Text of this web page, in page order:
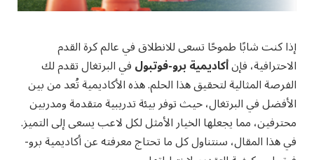
إذا كنت شابًا طموحًا تسعى للانطلاق في عالم كرة القدم
الاحترافية، فإنأكاديمية برو-فوتبولفي البرتغال تقدم لك
الفرصة المثالية لتحقيق هذا الحلم. هذه الأكاديمية تُعد من بين
الأفضل في البرتغال، حيث توفر بيئة تدريبية متقدمة ومدربين
محترفين، مما يجعلها الخيار الأمثل لكل لاعب يسعى إلى التميز.
في هذا المقال، سنتناول كل ما تحتاج معرفته عن أكاديمية برو-